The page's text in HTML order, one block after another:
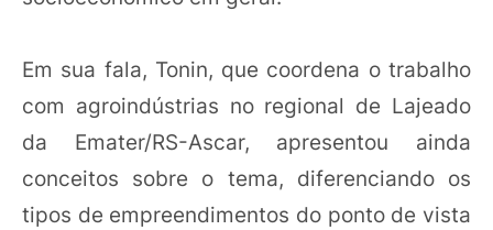
Em sua fala, Tonin, que coordena o trabalho
com agroindústrias no regional de Lajeado
da Emater/RS-Ascar, apresentou ainda
conceitos sobre o tema, diferenciando os
tipos de empreendimentos do ponto de vista